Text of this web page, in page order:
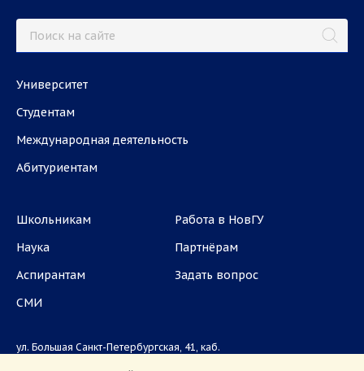
Университет
Студентам
Международная деятельность
Абитуриентам
Школьникам
Наука
Аспирантам
СМИ
Работа в НовГУ
Партнёрам
Задать вопрос
ул. Большая Санкт-Петербургская, 41, каб.